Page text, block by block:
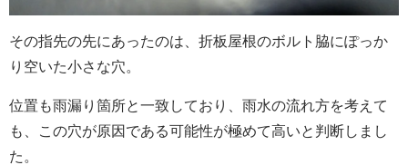
その指先の先にあったのは、折板屋根のボルト脇にぽっか
り空いた小さな穴。
位置も雨漏り箇所と一致しており、雨水の流れ方を考えて
も、この穴が原因である可能性が極めて高いと判断しまし
た。